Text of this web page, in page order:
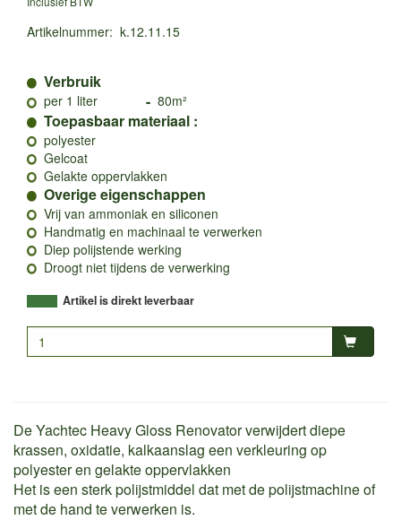
Artikelnummer: k.12.11.15
Verbruik
per 1 liter - 80m²
Toepasbaar materiaal :
polyester
Gelcoat
Gelakte oppervlakken
Overige eigenschappen
Vrij van ammoniak en siliconen
Handmatig en machinaal te verwerken
Diep polijstende werking
Droogt niet tijdens de verwerking
Artikel is direkt leverbaar
De Yachtec Heavy Gloss Renovator verwijdert diepe
krassen, oxidatie, kalkaanslag een verkleuring op
polyester en gelakte oppervlakken
Het is een sterk polijstmiddel dat met de polijstmachine of
met de hand te verwerken is.